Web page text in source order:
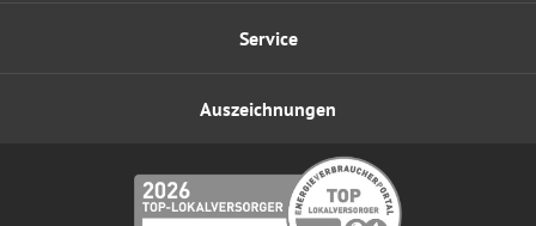
Service
Auszeichnungen